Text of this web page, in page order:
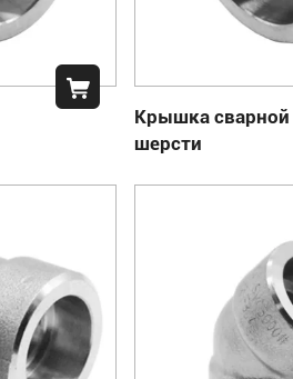
Крышка сварной
шерсти